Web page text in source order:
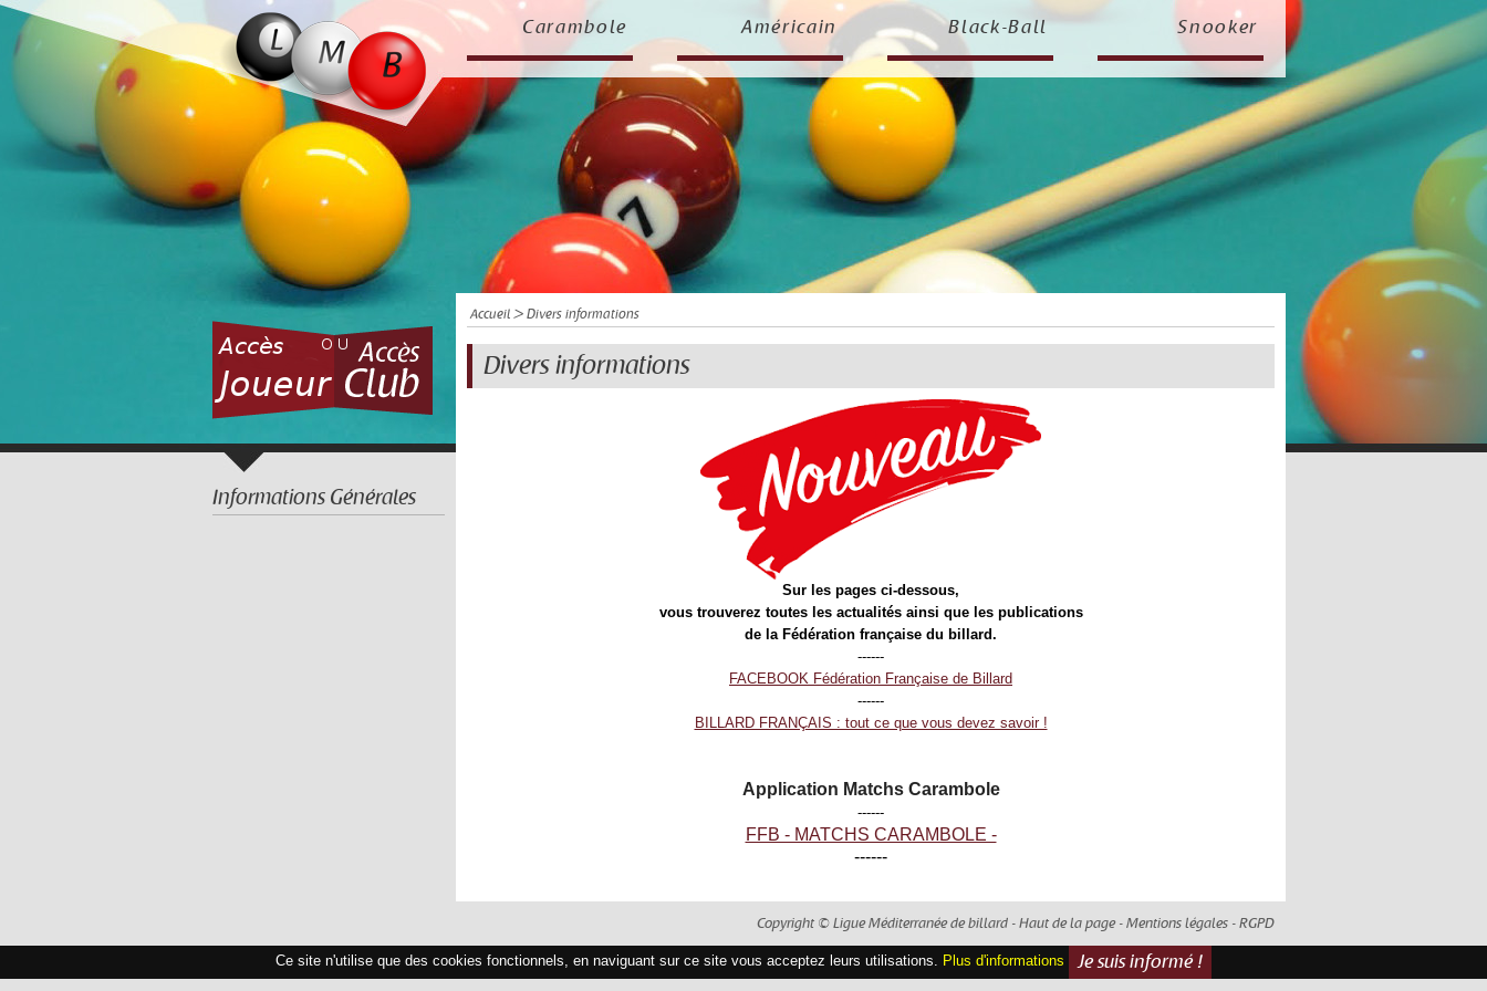
Carambole Américain Black-Ball Snooker
Informations Générales
Accueil > Divers informations
Divers informations
Sur les pages ci-dessous,
vous trouverez toutes les actualités ainsi que les publications
de la Fédération française du billard.
------
FACEBOOK Fédération Française de Billard
------
BILLARD FRANÇAIS : tout ce que vous devez savoir !
Application Matchs Carambole
------
FFB - MATCHS CARAMBOLE -
------
Copyright © Ligue Méditerranée de billard -Haut de la page-Mentions légales -RGPD
Ce site n'utilise que des cookies fonctionnels, en naviguant sur ce site vous acceptez leurs utilisations. Plus d'informations